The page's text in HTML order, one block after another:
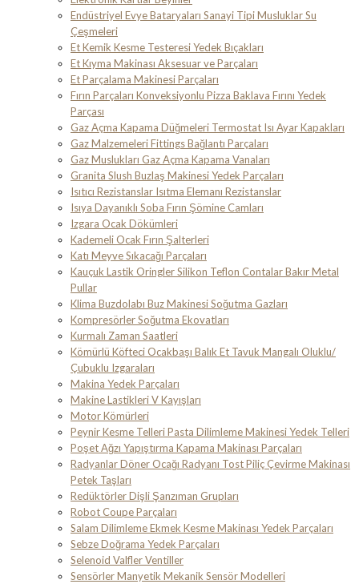
Endüstriyel Evye Bataryaları Sanayi Tipi Musluklar Su
Çeşmeleri
Et Kemik Kesme Testeresi Yedek Bıçakları
Et Kıyma Makinası Aksesuar ve Parçaları
Et Parçalama Makinesi Parçaları
Fırın Parçaları Konveksiyonlu Pizza Baklava Fırını Yedek
Parçası
Gaz Açma Kapama Düğmeleri Termostat Isı Ayar Kapakları
Gaz Malzemeleri Fittings Bağlantı Parçaları
Gaz Muslukları Gaz Açma Kapama Vanaları
Granita Slush Buzlaş Makinesi Yedek Parçaları
Isıtıcı Rezistanslar Isıtma Elemanı Rezistanslar
Isıya Dayanıklı Soba Fırın Şömine Camları
Izgara Ocak Dökümleri
Kademeli Ocak Fırın Şalterleri
Katı Meyve Sıkacağı Parçaları
Kauçuk Lastik Oringler Silikon Teflon Contalar Bakır Metal
Pullar
Klima Buzdolabı Buz Makinesi Soğutma Gazları
Kompresörler Soğutma Ekovatları
Kurmalı Zaman Saatleri
Kömürlü Köfteci Ocakbaşı Balık Et Tavuk Mangalı Oluklu/
Çubuklu Izgaraları
Makina Yedek Parçaları
Makine Lastikleri V Kayışları
Motor Kömürleri
Peynir Kesme Telleri Pasta Dilimleme Makinesi Yedek Telleri
Poşet Ağzı Yapıştırma Kapama Makinası Parçaları
Radyanlar Döner Ocağı Radyanı Tost Piliç Çevirme Makinası
Petek Taşları
Redüktörler Dişli Şanzıman Grupları
Robot Coupe Parçaları
Salam Dilimleme Ekmek Kesme Makinası Yedek Parçaları
Sebze Doğrama Yedek Parçaları
Selenoid Valfler Ventiller
Sensörler Manyetik Mekanik Sensör Modelleri